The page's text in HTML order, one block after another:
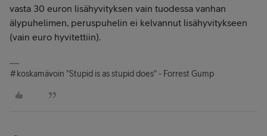
vasta 30 euron lisähyvityksen vain tuodessa vanhan
älypuhelimen, peruspuhelin ei kelvannut lisähyvitykseen
(vain euro hyvitettiin).
#koskamävoin "Stupid is as stupid does" - Forrest Gump